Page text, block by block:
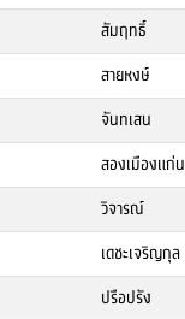
สัมฤทธิ์
สายหงษ์
จันทเสน
สองเมืองแก่น
วิจารณ์
เดชะเจริญกุล
ปรือปรัง